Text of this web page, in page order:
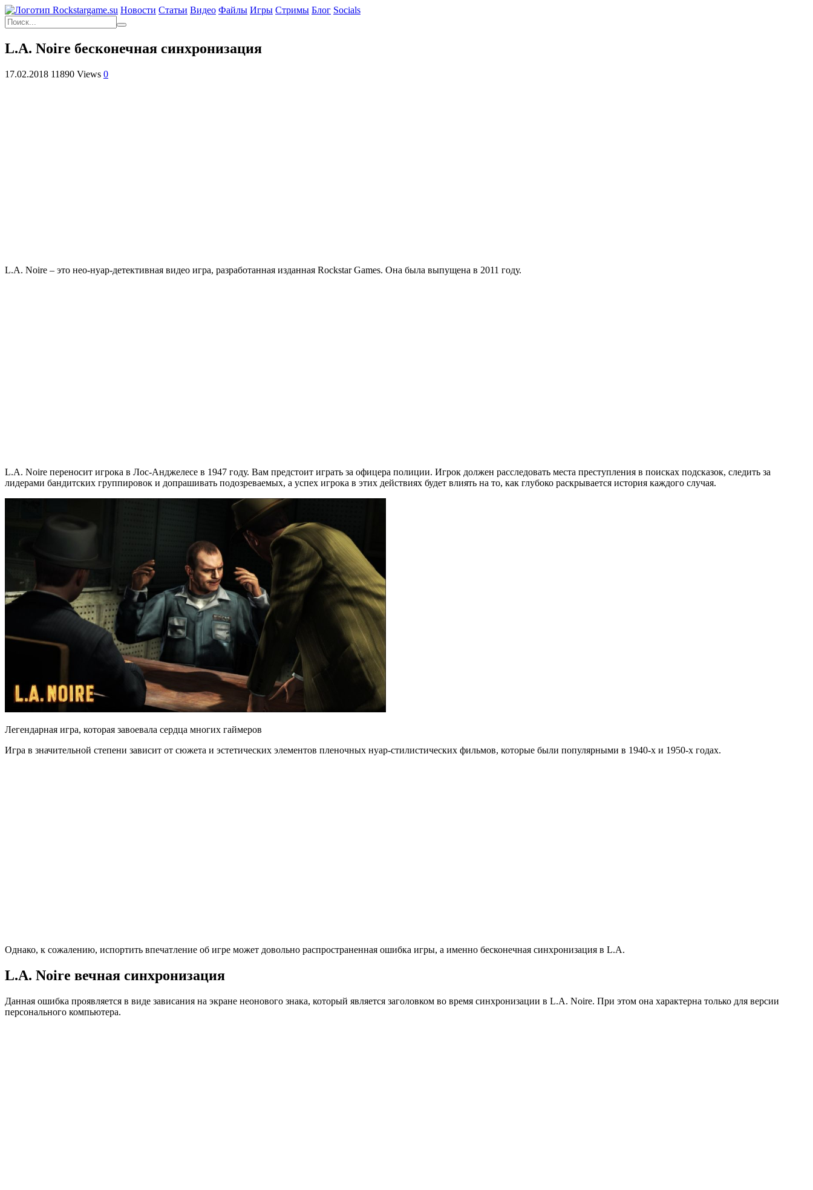
Новости Статьи Видео Файлы Игры Cтримы Блог Socials
L.A. Noire бесконечная синхронизация
17.02.2018 11890 Views 0
L.A. Noire – это нео-нуар-детективная видео игра, разработанная изданная Rockstar Games. Она была выпущена в 2011 году.
L.A. Noire переносит игрока в Лос-Анджелесе в 1947 году. Вам предстоит играть за офицера полиции. Игрок должен расследовать места преступления в поисках подсказок, следить за
лидерами бандитских группировок и допрашивать подозреваемых, а успех игрока в этих действиях будет влиять на то, как глубоко раскрывается история каждого случая.
Легендарная игра, которая завоевала сердца многих гаймеров
Игра в значительной степени зависит от сюжета и эстетических элементов пленочных нуар-стилистических фильмов, которые были популярными в 1940-х и 1950-х годах.
Однако, к сожалению, испортить впечатление об игре может довольно распространенная ошибка игры, а именно бесконечная синхронизация в L.A.
L.A. Noire вечная синхронизация
Данная ошибка проявляется в виде зависания на экране неонового знака, который является заголовком во время синхронизации в L.A. Noire. При этом она характерна только для версии
персонального компьютера.